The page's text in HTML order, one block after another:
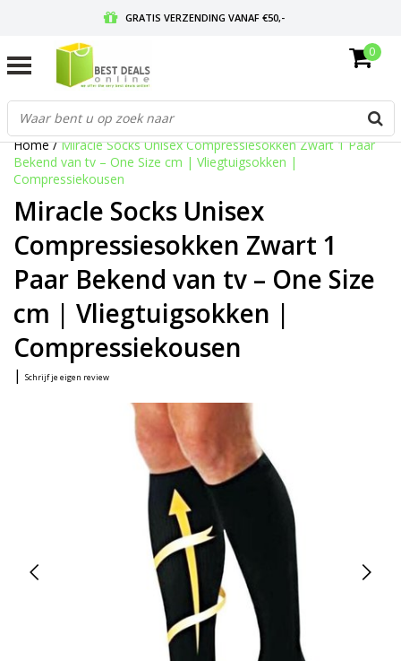
GRATIS VERZENDING VANAF €50,-
GRATIS RETOURNEREN EN 30 DAGEN BEDENKTIJD
0
Home/Miracle Socks Unisex Compressiesokken Zwart 1 Paar
Bekend van tv – One Size cm | Vliegtuigsokken |
Compressiekousen
Miracle Socks Unisex
Compressiesokken Zwart 1
Paar Bekend van tv – One Size
cm | Vliegtuigsokken |
Compressiekousen
| Schrijf je eigen review